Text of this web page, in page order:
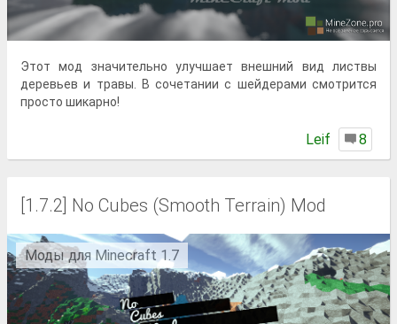
Этот мод значительно улучшает внешний вид листвы
деревьев и травы. В сочетании с шейдерами смотрится
просто шикарно!
Lеif 8
[1.7.2] No Cubes (Smooth Terrain) Mod
Моды для Minecraft 1.7